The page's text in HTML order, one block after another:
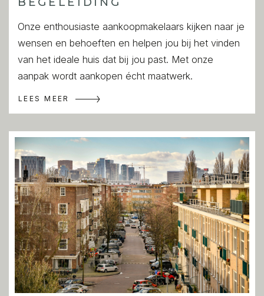
Onze enthousiaste aankoopmakelaars kijken naar je
wensen en behoeften en helpen jou bij het vinden
van het ideale huis dat bij jou past. Met onze
aanpak wordt aankopen écht maatwerk.
LEES MEER